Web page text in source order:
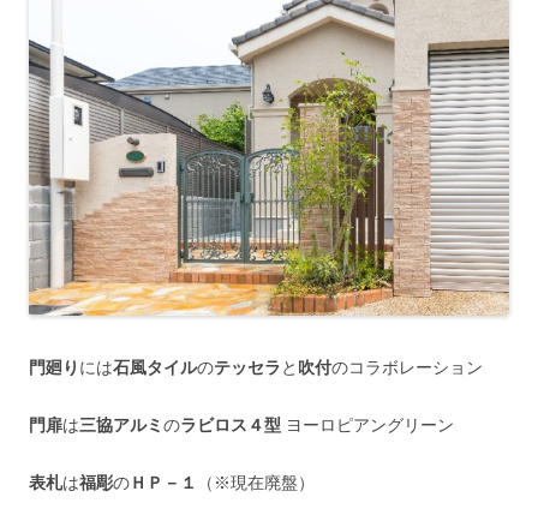
門廻り には石風タイルのテッセラ と 吹付のコラボレーション
門扉は三協アルミのラビロス４型 ヨーロピアングリーン
表札は福彫のＨＰ－１ （※現在廃盤）